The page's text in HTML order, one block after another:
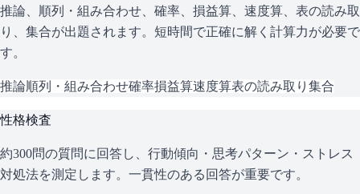
推論、順列・組み合わせ、確率、損益算、速度算、表の読み取
り、集合が出題されます。短時間で正確に解く計算力が必要で
す。
推論順列・組み合わせ確率損益算速度算表の読み取り 集合
性格検査
約300問の質問に回答し、行動傾向・思考パターン・ストレス
対処法を測定します。一貫性のある回答が重要です。